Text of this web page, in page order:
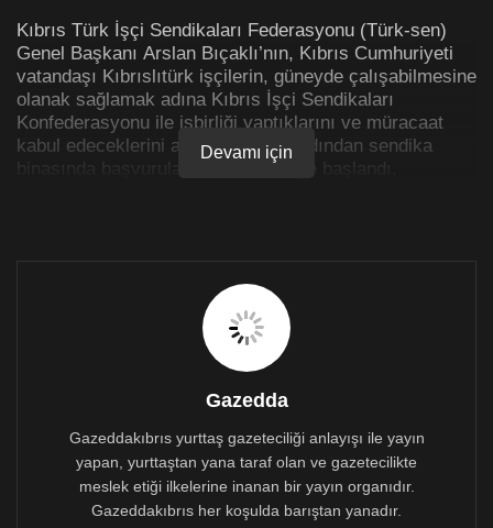
Kıbrıs Türk İşçi Sendikaları Federasyonu (Türk-sen)
Genel Başkanı Arslan Bıçaklı’nın, Kıbrıs Cumhuriyeti
vatandaşı Kıbrıslıtürk işçilerin, güneyde çalışabilmesine
olanak sağlamak adına Kıbrıs İşçi Sendikaları
Konfederasyonu ile işbirliği yaptıklarını ve müracaat
kabul edeceklerini açıklamasının ardından sendika
binasında başvurular kabul edilmeye başlandı.
“8 bin Kıbrıslıtürk işçinin güneyde çalışabilmesi için
harekete geçiyoruz”
Devamı için
Gazedda
Gazeddakıbrıs yurttaş gazeteciliği anlayışı ile yayın
yapan, yurttaştan yana taraf olan ve gazetecilikte
meslek etiği ilkelerine inanan bir yayın organıdır.
Gazeddakıbrıs her koşulda barıştan yanadır.